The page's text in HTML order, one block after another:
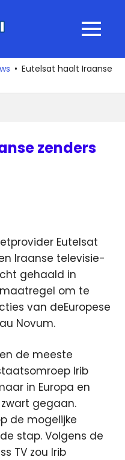
MENU
Eutelsat haalt Iraanse
zenders
Eutelsat
Iraanse televisie-
gehaald in
om te
van deEuropese
Novum.
de meeste
Irib
in Europa en
gegaan.
de mogelijke
stap. Volgens de
TV zou Irib